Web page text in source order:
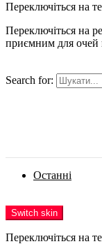
Переключіться на
Переключіться на
приємним для очей
Search for:
Останні
Switch skin
Переключіться на